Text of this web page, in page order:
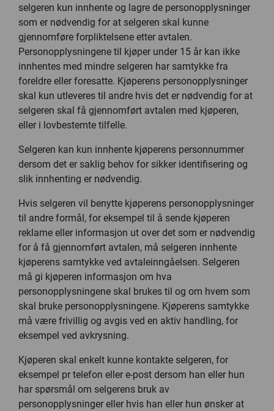
selgeren kun innhente og lagre de personopplysninger
som er nødvendig for at selgeren skal kunne
gjennomføre forpliktelsene etter avtalen.
Personopplysningene til kjøper under 15 år kan ikke
innhentes med mindre selgeren har samtykke fra
foreldre eller foresatte. Kjøperens personopplysninger
skal kun utleveres til andre hvis det er nødvendig for at
selgeren skal få gjennomført avtalen med kjøperen,
eller i lovbestemte tilfelle.
Selgeren kan kun innhente kjøperens personnummer
dersom det er saklig behov for sikker identifisering og
slik innhenting er nødvendig.
Hvis selgeren vil benytte kjøperens personopplysninger
til andre formål, for eksempel til å sende kjøperen
reklame eller informasjon ut over det som er nødvendig
for å få gjennomført avtalen, må selgeren innhente
kjøperens samtykke ved avtaleinngåelsen. Selgeren
må gi kjøperen informasjon om hva
personopplysningene skal brukes til og om hvem som
skal bruke personopplysningene. Kjøperens samtykke
må være frivillig og avgis ved en aktiv handling, for
eksempel ved avkrysning.
Kjøperen skal enkelt kunne kontakte selgeren, for
eksempel pr telefon eller e-post dersom han eller hun
har spørsmål om selgerens bruk av
personopplysninger eller hvis han eller hun ønsker at